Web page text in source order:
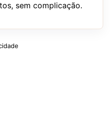
sem complicação.